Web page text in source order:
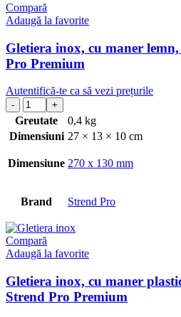
Compară
Adaugă la favorite
Gletiera inox, cu maner
Pro Premium
Autentifică-te ca să vezi prețurile
Greutate
0,4 kg
Dimensiuni 27 × 13 × 10 cm
Dimensiune 270 x 130 mm
Brand Strend Pro
Compară
Adaugă la favorite
Gletiera inox, cu maner
Strend Pro Premium